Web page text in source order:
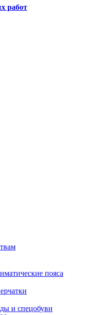
работ
пояса
и спецобуви